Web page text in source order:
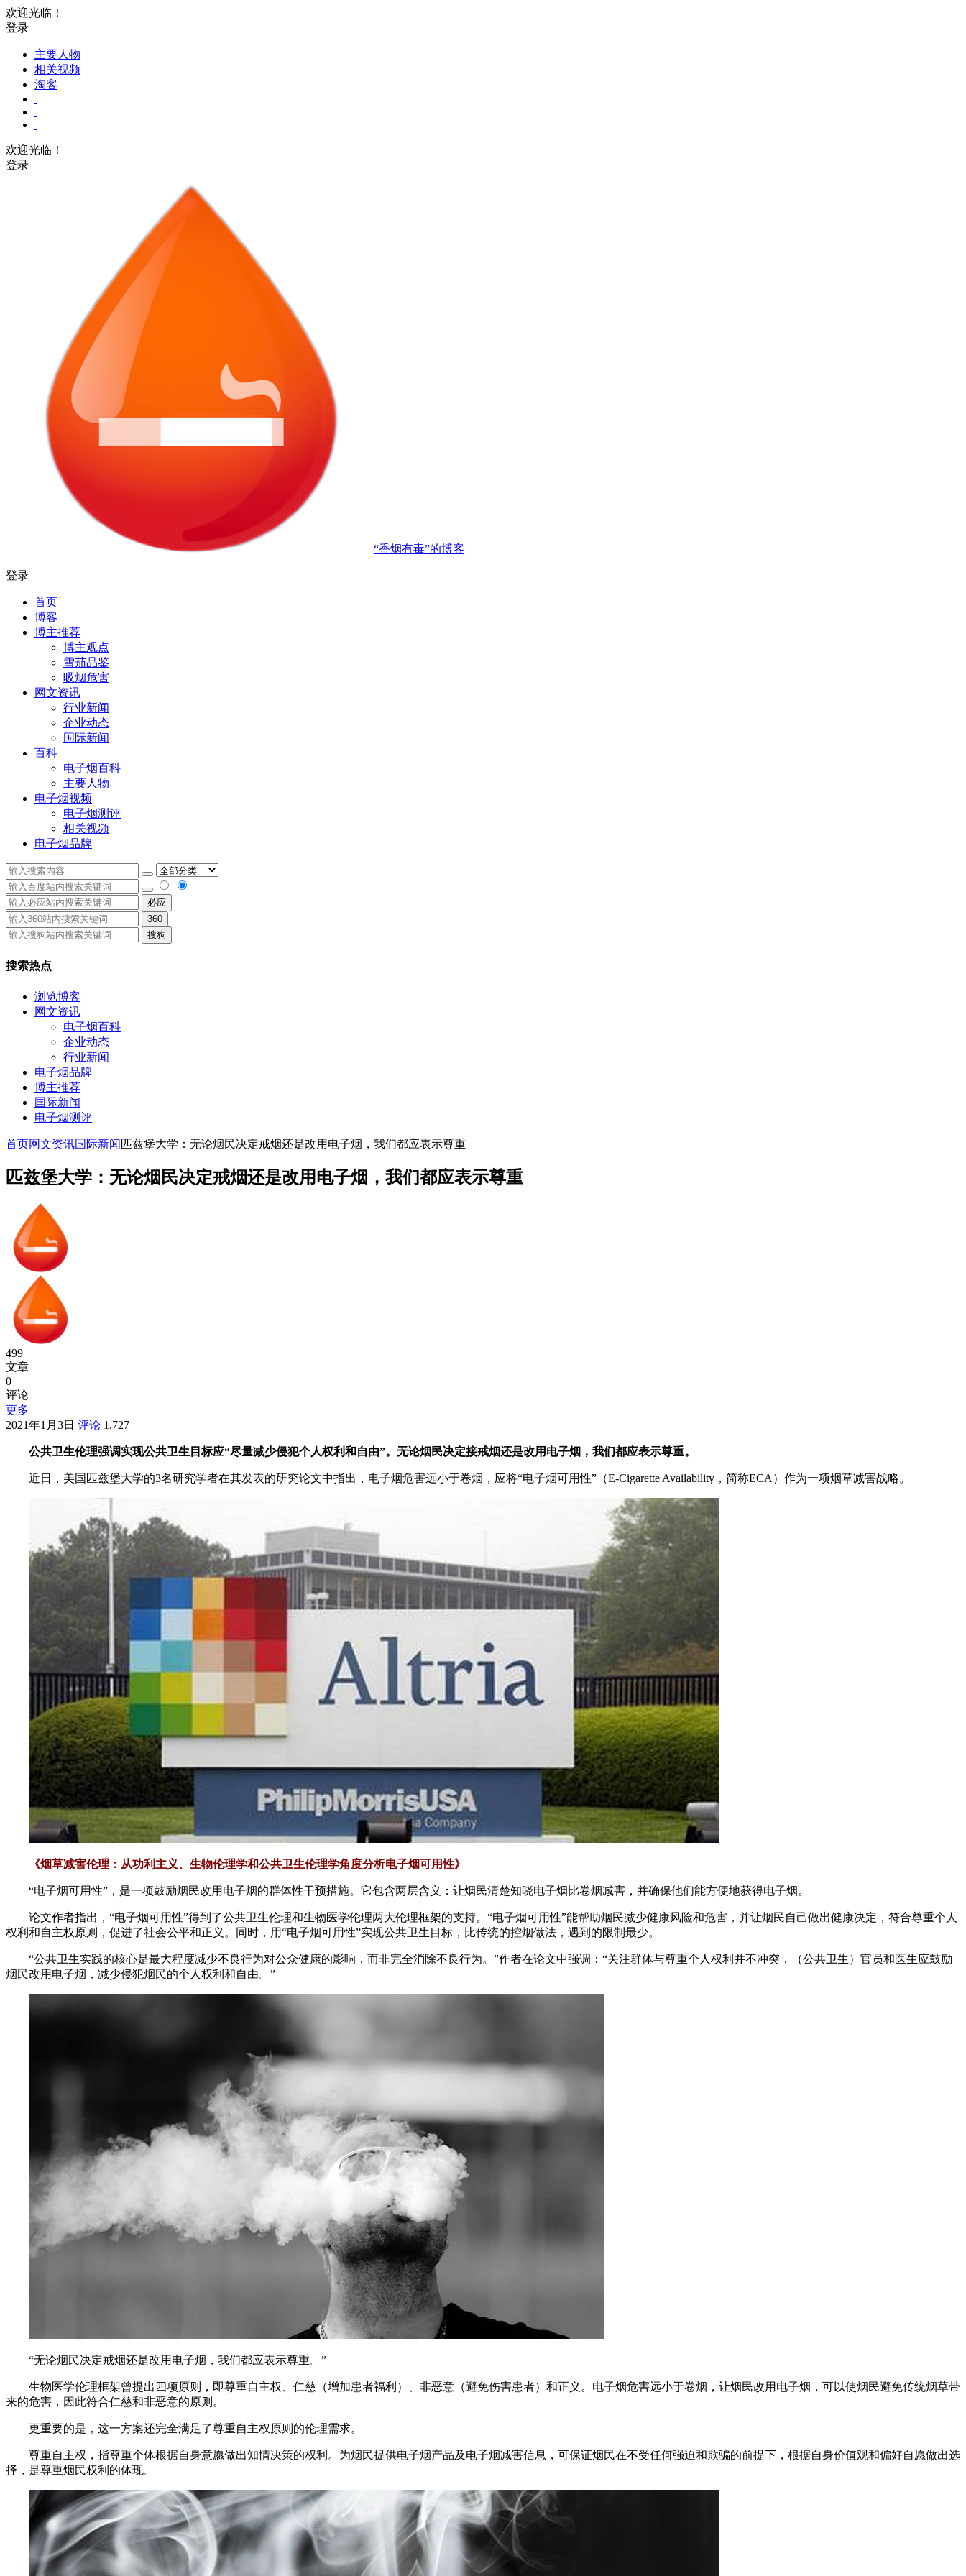
欢迎光临！
登录
主要人物
相关视频
淘客
欢迎光临！
登录
“香烟有毒”的博客
登录
首页
博客
博主推荐
博主观点
雪茄品鉴
吸烟危害
网文资讯
行业新闻
企业动态
国际新闻
百科
电子烟百科
主要人物
电子烟视频
电子烟测评
相关视频
电子烟品牌
必应
360
搜狗
搜索热点
浏览博客
网文资讯
电子烟百科
企业动态
行业新闻
电子烟品牌
博主推荐
国际新闻
电子烟测评
首页网文资讯国际新闻 匹兹堡大学：无论烟民决定戒烟还是改用电子烟，我们都应表示尊重
匹兹堡大学：无论烟民决定戒烟还是改用电子烟，我们都应表示尊重
499
文章
0
评论
更多
2021年1月3日 评论 1,727
公共卫生伦理强调实现公共卫生目标应“尽量减少侵犯个人权利和自由”。无论烟民决定接戒烟还是改用电子烟，我们都应表示尊重。
近日，美国匹兹堡大学的3名研究学者在其发表的研究论文中指出，电子烟危害远小于卷烟，应将“电子烟可用性”（E-Cigarette Availability，简称ECA）作为一项烟草减害战略。
《烟草减害伦理：从功利主义、生物伦理学和公共卫生伦理学角度分析电子烟可用性》
“电子烟可用性”，是一项鼓励烟民改用电子烟的群体性干预措施。它包含两层含义：让烟民清楚知晓电子烟比卷烟减害，并确保他们能方便地获得电子烟。
论文作者指出，“电子烟可用性”得到了公共卫生伦理和生物医学伦理两大伦理框架的支持。“电子烟可用性”能帮助烟民减少健康风险和危害，并让烟民自己做出健康决定，符合尊重个人
权利和自主权原则，促进了社会公平和正义。同时，用“电子烟可用性”实现公共卫生目标，比传统的控烟做法，遇到的限制最少。
“公共卫生实践的核心是最大程度减少不良行为对公众健康的影响，而非完全消除不良行为。”作者在论文中强调：“关注群体与尊重个人权利并不冲突，（公共卫生）官员和医生应鼓励
烟民改用电子烟，减少侵犯烟民的个人权利和自由。”
“无论烟民决定戒烟还是改用电子烟，我们都应表示尊重。”
生物医学伦理框架曾提出四项原则，即尊重自主权、仁慈（增加患者福利）、非恶意（避免伤害患者）和正义。电子烟危害远小于卷烟，让烟民改用电子烟，可以使烟民避免传统烟草带
来的危害，因此符合仁慈和非恶意的原则。
更重要的是，这一方案还完全满足了尊重自主权原则的伦理需求。
尊重自主权，指尊重个体根据自身意愿做出知情决策的权利。为烟民提供电子烟产品及电子烟减害信息，可保证烟民在不受任何强迫和欺骗的前提下，根据自身价值观和偏好自愿做出选
择，是尊重烟民权利的体现。